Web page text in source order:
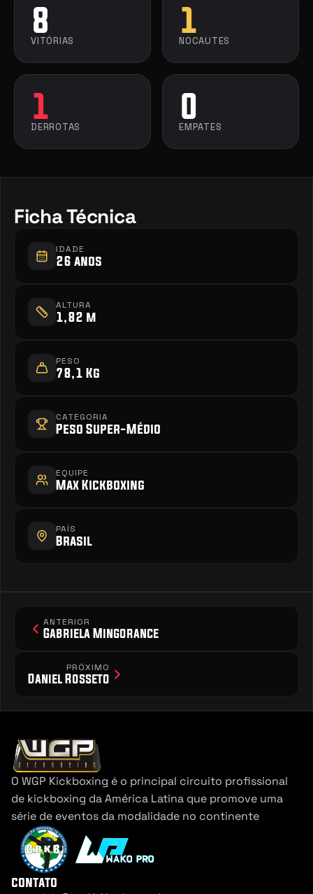
8
VITÓRIAS
1
NOCAUTES
1
DERROTAS
0
EMPATES
Ficha Técnica
IDADE
26 anos
ALTURA
1,82 m
PESO
78,1 Kg
CATEGORIA
Peso Super-Médio
EQUIPE
Max Kickboxing
PAÍS
Brasil
ANTERIOR
Gabriela Mingorance
PRÓXIMO
Daniel Rosseto
O WGP Kickboxing é o principal circuito profissional
de kickboxing da América Latina que promove uma
série de eventos da modalidade no continente
contato